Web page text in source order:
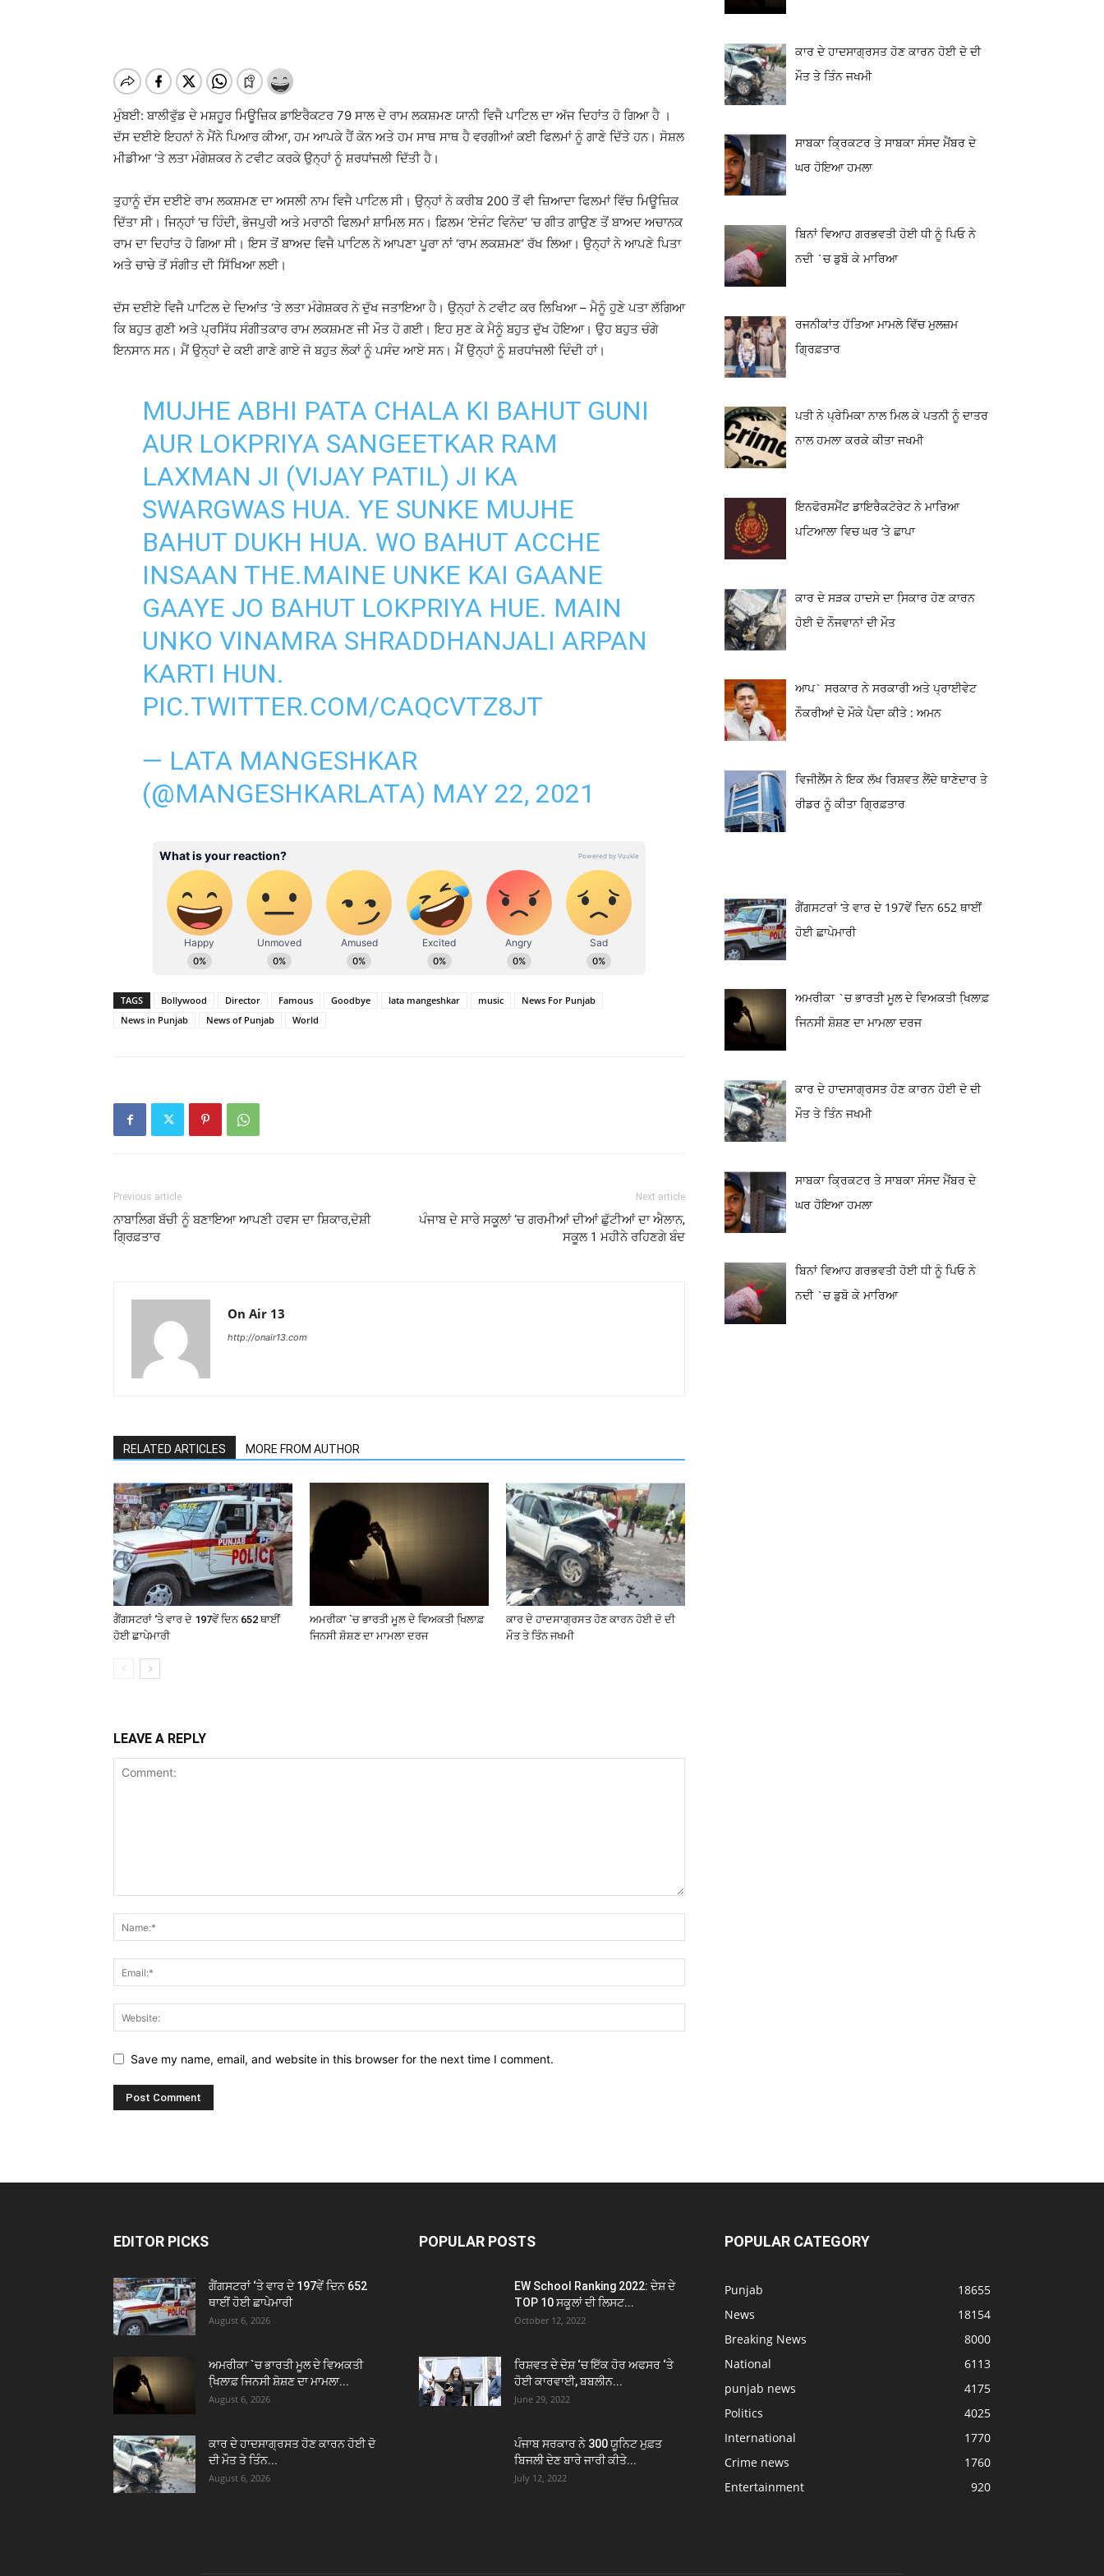
ਮੁੰਬਈ: ਬਾਲੀਵੁੱਡ ਦੇ ਮਸ਼ਹੂਰ ਮਿਊਜ਼ਿਕ ਡਾਇਰੈਕਟਰ 79 ਸਾਲ ਦੇ ਰਾਮ ਲਕਸ਼ਮਣ ਯਾਨੀ ਵਿਜੈ ਪਾਟਿਲ ਦਾ ਅੱਜ ਦਿਹਾਂਤ ਹੋ ਗਿਆ ਹੈ ।
ਦੱਸ ਦਈਏ ਇਹਨਾਂ ਨੇ ਮੈਂਨੇ ਪਿਆਰ ਕੀਆ, ਹਮ ਆਪਕੇ ਹੈਂ ਕੋਨ ਅਤੇ ਹਮ ਸਾਥ ਸਾਥ ਹੈ ਵਰਗੀਆਂ ਕਈ ਫਿਲਮਾਂ ਨੂੰ ਗਾਣੇ ਦਿੱਤੇ ਹਨ। ਸੋਸ਼ਲ
ਮੀਡੀਆ ‘ਤੇ ਲਤਾ ਮੰਗੇਸ਼ਕਰ ਨੇ ਟਵੀਟ ਕਰਕੇ ਉਨ੍ਹਾਂ ਨੂੰ ਸ਼ਰਧਾਂਜਲੀ ਦਿੱਤੀ ਹੈ।
ਤੁਹਾਨੂੰ ਦੱਸ ਦਈਏ ਰਾਮ ਲਕਸ਼ਮਣ ਦਾ ਅਸਲੀ ਨਾਮ ਵਿਜੈ ਪਾਟਿਲ ਸੀ। ਉਨ੍ਹਾਂ ਨੇ ਕਰੀਬ 200 ਤੋਂ ਵੀ ਜ਼ਿਆਦਾ ਫਿਲਮਾਂ ਵਿੱਚ ਮਿਊਜ਼ਿਕ
ਦਿੱਤਾ ਸੀ। ਜਿਨ੍ਹਾਂ ‘ਚ ਹਿੰਦੀ, ਭੋਜਪੁਰੀ ਅਤੇ ਮਰਾਠੀ ਫਿਲਮਾਂ ਸ਼ਾਮਿਲ ਸਨ। ਫ਼ਿਲਮ ‘ਏਜੰਟ ਵਿਨੋਦ’ ‘ਚ ਗੀਤ ਗਾਉਣ ਤੋਂ ਬਾਅਦ ਅਚਾਨਕ
ਰਾਮ ਦਾ ਦਿਹਾਂਤ ਹੋ ਗਿਆ ਸੀ। ਇਸ ਤੋਂ ਬਾਅਦ ਵਿਜੈ ਪਾਟਿਲ ਨੇ ਆਪਣਾ ਪੂਰਾ ਨਾਂ ‘ਰਾਮ ਲਕਸ਼ਮਣ’ ਰੱਖ ਲਿਆ। ਉਨ੍ਹਾਂ ਨੇ ਆਪਣੇ ਪਿਤਾ
ਅਤੇ ਚਾਚੇ ਤੋਂ ਸੰਗੀਤ ਦੀ ਸਿੱਖਿਆ ਲਈ।
ਦੱਸ ਦਈਏ ਵਿਜੈ ਪਾਟਿਲ ਦੇ ਦਿਆਂਤ ‘ਤੇ ਲਤਾ ਮੰਗੇਸ਼ਕਰ ਨੇ ਦੁੱਖ ਜਤਾਇਆ ਹੈ। ਉਨ੍ਹਾਂ ਨੇ ਟਵੀਟ ਕਰ ਲਿਖਿਆ – ਮੈਨੂੰ ਹੁਣੇ ਪਤਾ ਲੱਗਿਆ
ਕਿ ਬਹੁਤ ਗੁਣੀ ਅਤੇ ਪ੍ਰਸਿੱਧ ਸੰਗੀਤਕਾਰ ਰਾਮ ਲਕਸ਼ਮਣ ਜੀ ਮੌਤ ਹੋ ਗਈ। ਇਹ ਸੁਣ ਕੇ ਮੈਨੂੰ ਬਹੁਤ ਦੁੱਖ ਹੋਇਆ। ਉਹ ਬਹੁਤ ਚੰਗੇ
ਇਨਸਾਨ ਸਨ। ਮੈਂ ਉਨ੍ਹਾਂ ਦੇ ਕਈ ਗਾਣੇ ਗਾਏ ਜੋ ਬਹੁਤ ਲੋਕਾਂ ਨੂੰ ਪਸੰਦ ਆਏ ਸਨ। ਮੈਂ ਉਨ੍ਹਾਂ ਨੂੰ ਸ਼ਰਧਾਂਜਲੀ ਦਿੰਦੀ ਹਾਂ।
MUJHE ABHI PATA CHALA KI BAHUT GUNI
AUR LOKPRIYA SANGEETKAR RAM
LAXMAN JI (VIJAY PATIL) JI KA
SWARGWAS HUA. YE SUNKE MUJHE
BAHUT DUKH HUA. WO BAHUT ACCHE
INSAAN THE.MAINE UNKE KAI GAANE
GAAYE JO BAHUT LOKPRIYA HUE. MAIN
UNKO VINAMRA SHRADDHANJALI ARPAN
KARTI HUN.
PIC.TWITTER.COM/CAQCVTZ8JT
— LATA MANGESHKAR
(@MANGESHKARLATA) MAY 22, 2021
TAGS Bollywood Director Famous Goodbye lata mangeshkar music
News For Punjab
News in Punjab
News of Punjab World
Previous article
ਨਾਬਾਲਿਗ ਬੱਚੀ ਨੂੰ ਬਣਾਇਆ ਆਪਣੀ ਹਵਸ ਦਾ ਸ਼ਿਕਾਰ,ਦੋਸ਼ੀ
ਗ੍ਰਿਫ਼ਤਾਰ
Next article
ਪੰਜਾਬ ਦੇ ਸਾਰੇ ਸਕੂਲਾਂ ‘ਚ ਗਰਮੀਆਂ ਦੀਆਂ ਛੁੱਟੀਆਂ ਦਾ ਐਲਾਨ,
ਸਕੂਲ 1 ਮਹੀਨੇ ਰਹਿਣਗੇ ਬੰਦ
On Air 13
http://onair13.com
RELATED ARTICLES MORE FROM AUTHOR
ਗੈਂਗਸਟਰਾਂ ‘ਤੇ ਵਾਰ ਦੇ 197ਵੇਂ ਦਿਨ 652 ਥਾਈਂ
ਹੋਈ ਛਾਪੇਮਾਰੀ
ਅਮਰੀਕਾ `ਚ ਭਾਰਤੀ ਮੂਲ ਦੇ ਵਿਅਕਤੀ ਖਿ਼ਲਾਫ਼
ਜਿਨਸੀ ਸ਼ੋਸ਼ਣ ਦਾ ਮਾਮਲਾ ਦਰਜ
ਕਾਰ ਦੇ ਹਾਦਸਾਗ੍ਰਸਤ ਹੋਣ ਕਾਰਨ ਹੋਈ ਦੋ ਦੀ
ਮੌਤ ਤੇ ਤਿੰਨ ਜਖਮੀ
LEAVE A REPLY
Save my name, email, and website in this browser for the next time I comment.
ਕਾਰ ਦੇ ਹਾਦਸਾਗ੍ਰਸਤ ਹੋਣ ਕਾਰਨ ਹੋਈ ਦੋ ਦੀ
ਮੌਤ ਤੇ ਤਿੰਨ ਜਖਮੀ
ਸਾਬਕਾ ਕ੍ਰਿਕਟਰ ਤੇ ਸਾਬਕਾ ਸੰਸਦ ਮੈਂਬਰ ਦੇ
ਘਰ ਹੋਇਆ ਹਮਲਾ
ਬਿਨਾਂ ਵਿਆਹ ਗਰਭਵਤੀ ਹੋਈ ਧੀ ਨੂੰ ਪਿਓ ਨੇ
ਨਦੀ `ਚ ਡੁਬੋ ਕੇ ਮਾਰਿਆ
ਰਜਨੀਕਾਂਤ ਹੱਤਿਆ ਮਾਮਲੇ ਵਿੱਚ ਮੁਲਜ਼ਮ
ਗ੍ਰਿਫ਼ਤਾਰ
ਪਤੀ ਨੇ ਪ੍ਰੇਮਿਕਾ ਨਾਲ ਮਿਲ ਕੇ ਪਤਨੀ ਨੂੰ ਦਾਤਰ
ਨਾਲ ਹਮਲਾ ਕਰਕੇ ਕੀਤਾ ਜਖਮੀ
ਇਨਫੋਰਸਮੈਂਟ ਡਾਇਰੈਕਟੋਰੇਟ ਨੇ ਮਾਰਿਆ
ਪਟਿਆਲਾ ਵਿਚ ਘਰ ‘ਤੇ ਛਾਪਾ
ਕਾਰ ਦੇ ਸੜਕ ਹਾਦਸੇ ਦਾ ਸਿ਼ਕਾਰ ਹੋਣ ਕਾਰਨ
ਹੋਈ ਦੋ ਨੌਜਵਾਨਾਂ ਦੀ ਮੌਤ
ਆਪ` ਸਰਕਾਰ ਨੇ ਸਰਕਾਰੀ ਅਤੇ ਪ੍ਰਾਈਵੇਟ
ਨੌਕਰੀਆਂ ਦੇ ਮੌਕੇ ਪੈਦਾ ਕੀਤੇ : ਅਮਨ
ਵਿਜੀਲੈਂਸ ਨੇ ਇਕ ਲੱਖ ਰਿਸ਼ਵਤ ਲੈਂਦੇ ਥਾਣੇਦਾਰ ਤੇ
ਰੀਡਰ ਨੂੰ ਕੀਤਾ ਗ੍ਰਿਫ਼ਤਾਰ
ਗੈਂਗਸਟਰਾਂ ‘ਤੇ ਵਾਰ ਦੇ 197ਵੇਂ ਦਿਨ 652 ਥਾਈਂ
ਹੋਈ ਛਾਪੇਮਾਰੀ
ਅਮਰੀਕਾ `ਚ ਭਾਰਤੀ ਮੂਲ ਦੇ ਵਿਅਕਤੀ ਖਿ਼ਲਾਫ਼
ਜਿਨਸੀ ਸ਼ੋਸ਼ਣ ਦਾ ਮਾਮਲਾ ਦਰਜ
ਕਾਰ ਦੇ ਹਾਦਸਾਗ੍ਰਸਤ ਹੋਣ ਕਾਰਨ ਹੋਈ ਦੋ ਦੀ
ਮੌਤ ਤੇ ਤਿੰਨ ਜਖਮੀ
ਸਾਬਕਾ ਕ੍ਰਿਕਟਰ ਤੇ ਸਾਬਕਾ ਸੰਸਦ ਮੈਂਬਰ ਦੇ
ਘਰ ਹੋਇਆ ਹਮਲਾ
ਬਿਨਾਂ ਵਿਆਹ ਗਰਭਵਤੀ ਹੋਈ ਧੀ ਨੂੰ ਪਿਓ ਨੇ
ਨਦੀ `ਚ ਡੁਬੋ ਕੇ ਮਾਰਿਆ
EDITOR PICKS
ਗੈਂਗਸਟਰਾਂ ‘ਤੇ ਵਾਰ ਦੇ 197ਵੇਂ ਦਿਨ 652
ਥਾਈਂ ਹੋਈ ਛਾਪੇਮਾਰੀ
August 6, 2026
ਅਮਰੀਕਾ `ਚ ਭਾਰਤੀ ਮੂਲ ਦੇ ਵਿਅਕਤੀ
ਖਿ਼ਲਾਫ਼ ਜਿਨਸੀ ਸ਼ੋਸ਼ਣ ਦਾ ਮਾਮਲਾ...
August 6, 2026
ਕਾਰ ਦੇ ਹਾਦਸਾਗ੍ਰਸਤ ਹੋਣ ਕਾਰਨ ਹੋਈ ਦੋ
ਦੀ ਮੌਤ ਤੇ ਤਿੰਨ...
August 6, 2026
POPULAR POSTS
EW School Ranking 2022: ਦੇਸ਼ ਦੇ
TOP 10 ਸਕੂਲਾਂ ਦੀ ਲਿਸਟ...
October 12, 2022
ਰਿਸ਼ਵਤ ਦੇ ਦੋਸ਼ ‘ਚ ਇੱਕ ਹੋਰ ਅਫਸਰ ‘ਤੇ
ਹੋਈ ਕਾਰਵਾਈ, ਬਬਲੀਨ...
June 29, 2022
ਪੰਜਾਬ ਸਰਕਾਰ ਨੇ 300 ਯੂਨਿਟ ਮੁਫ਼ਤ
ਬਿਜਲੀ ਦੇਣ ਬਾਰੇ ਜਾਰੀ ਕੀਤੇ...
July 12, 2022
POPULAR CATEGORY
Punjab
18655
News
18154
Breaking News
8000
National
6113
punjab news
4175
Politics
4025
International
1770
Crime news
1760
Entertainment
920